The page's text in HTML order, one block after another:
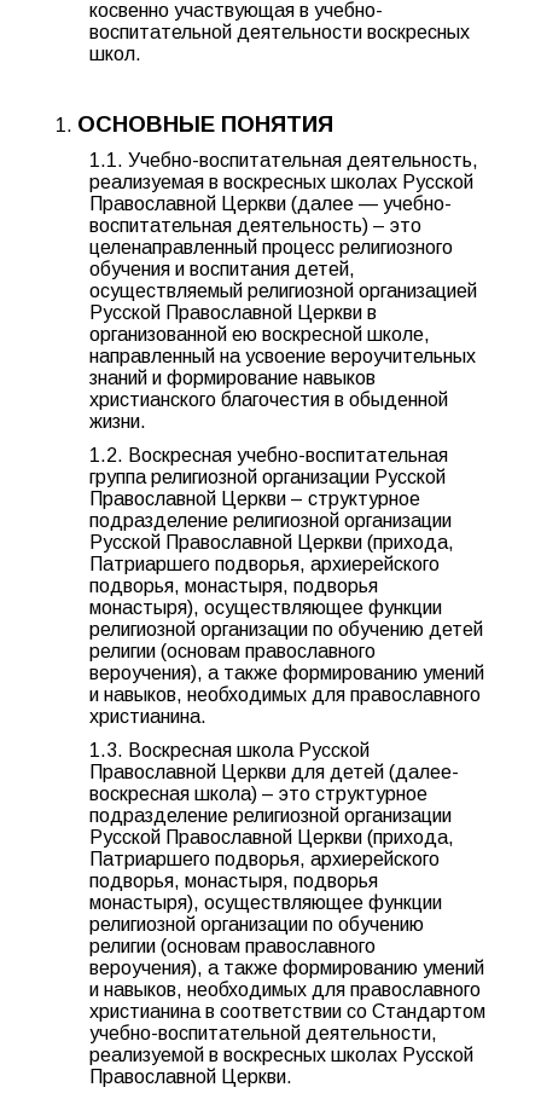
косвенно участвующая в учебно-
воспитательной деятельности воскресных
школ.
ОСНОВНЫЕ ПОНЯТИЯ
1.1. Учебно-воспитательная деятельность,
реализуемая в воскресных школах Русской
Православной Церкви (далее — учебно-
воспитательная деятельность) – это
целенаправленный процесс религиозного
обучения и воспитания детей,
осуществляемый религиозной организацией
Русской Православной Церкви в
организованной ею воскресной школе,
направленный на усвоение вероучительных
знаний и формирование навыков
христианского благочестия в обыденной
жизни.
1.2. Воскресная учебно-воспитательная
группа религиозной организации Русской
Православной Церкви – структурное
подразделение религиозной организации
Русской Православной Церкви (прихода,
Патриаршего подворья, архиерейского
подворья, монастыря, подворья
монастыря), осуществляющее функции
религиозной организации по обучению детей
религии (основам православного
вероучения), а также формированию умений
и навыков, необходимых для православного
христианина.
1.3. Воскресная школа Русской
Православной Церкви для детей (далее-
воскресная школа) – это структурное
подразделение религиозной организации
Русской Православной Церкви (прихода,
Патриаршего подворья, архиерейского
подворья, монастыря, подворья
монастыря), осуществляющее функции
религиозной организации по обучению
религии (основам православного
вероучения), а также формированию умений
и навыков, необходимых для православного
христианина в соответствии со Стандартом
учебно-воспитательной деятельности,
реализуемой в воскресных школах Русской
Православной Церкви.